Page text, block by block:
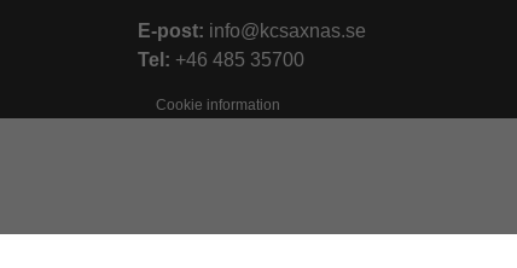
E-post: info@kcsaxnas.se
Tel: +46 485 35700
Cookie information